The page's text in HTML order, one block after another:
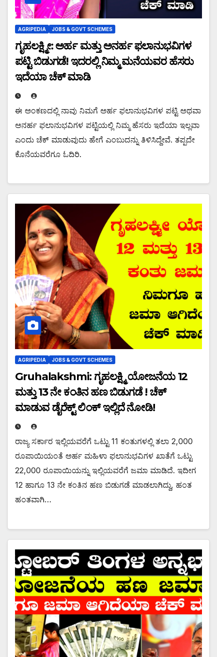
AGRIPEDIA JOBS & GOVT SCHEMES
ಗೃಹಲಕ್ಷ್ಮೀ: ಅರ್ಹ ಮತ್ತು ಅನರ್ಹ ಫಲಾನುಭವಿಗಳ
ಪಟ್ಟಿ ಬಿಡುಗಡೆ! ಇದರಲ್ಲಿ ನಿಮ್ಮ ಮನೆಯವರ ಹೆಸರು
ಇದೆಯಾ ಚೆಕ್ ಮಾಡಿ
ಈ ಅಂಕಣದಲ್ಲಿ ನಾವು ನಿಮಗೆ ಅರ್ಹ ಫಲಾನುಭವಿಗಳ ಪಟ್ಟಿ ಅಥವಾ
ಅನರ್ಹ ಫಲಾನುಭವಿಗಳ ಪಟ್ಟಿಯಲ್ಲಿ ನಿಮ್ಮ ಹೆಸರು ಇದೆಯಾ ಇಲ್ಲವಾ
ಎಂದು ಚೆಕ್ ಮಾಡುವುದು ಹೇಗೆ ಎಂಬುದನ್ನು ತಿಳಿಸಿದ್ದೇವೆ. ತಪ್ಪದೇ
ಕೊನೆಯವರೆಗೂ ಓದಿರಿ.
AGRIPEDIA JOBS & GOVT SCHEMES
Gruhalakshmi: ಗೃಹಲಕ್ಷ್ಮಿ ಯೋಜನೆಯ 12
ಮತ್ತು 13 ನೇ ಕಂತಿನ ಹಣ ಬಿಡುಗಡೆ ! ಚೆಕ್
ಮಾಡುವ ಡೈರೆಕ್ಟ್ ಲಿಂಕ್ ಇಲ್ಲಿದೆ ನೋಡಿ!
ರಾಜ್ಯ ಸರ್ಕಾರ ಇಲ್ಲಿಯವರೆಗೆ ಒಟ್ಟು 11 ಕಂತುಗಳಲ್ಲಿ ತಲಾ 2,000
ರೂಪಾಯಿಯಂತೆ ಅರ್ಹ ಮಹಿಳಾ ಫಲಾನುಭವಿಗಳ ಖಾತೆಗೆ ಒಟ್ಟು
22,000 ರೂಪಾಯಿಯನ್ನು ಇಲ್ಲಿಯವರೆಗೆ ಜಮಾ ಮಾಡಿದೆ. ಇದೀಗ
12 ಹಾಗೂ 13 ನೇ ಕಂತಿನ ಹಣ ಬಿಡುಗಡೆ ಮಾಡಲಾಗಿದ್ದು, ಹಂತ
ಹಂತವಾಗಿ…